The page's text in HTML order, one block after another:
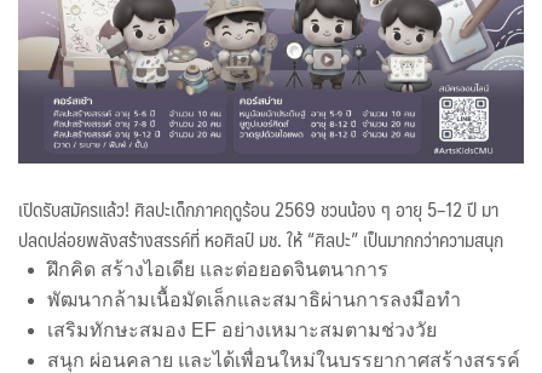
เปิดรับสมัครแล้ว! ศิลปะเด็กภาคฤดูร้อน 2569 ชวนน้อง ๆ อายุ 5–12 ปี มา
ปลดปล่อยพลังสร้างสรรค์ที่ หอศิลป์ มช. ให้ “ศิลปะ” เป็นมากกว่าความสนุก
ฝึกคิด สร้างไอเดีย และต่อยอดจินตนาการ
พัฒนากล้ามเนื้อมัดเล็กและสมาธิผ่านการลงมือทำ
เสริมทักษะสมอง EF อย่างเหมาะสมตามช่วงวัย
สนุก ผ่อนคลาย และได้เพื่อนใหม่ในบรรยากาศสร้างสรรค์